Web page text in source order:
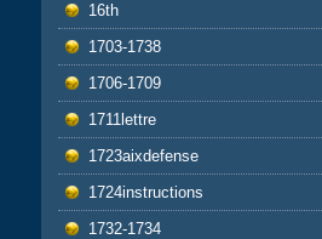
16th
1703-1738
1706-1709
1711lettre
1723aixdefense
1724instructions
1732-1734